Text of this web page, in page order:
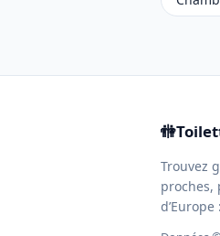
🚻
Trouvez
proches,